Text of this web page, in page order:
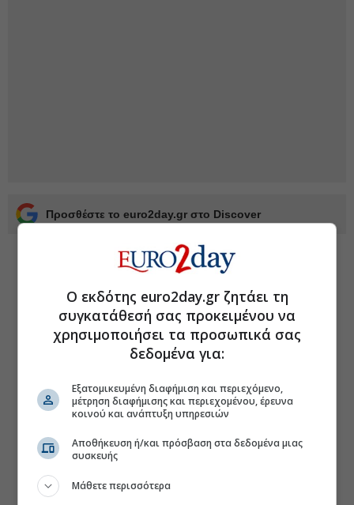
Προσθέστε το euro2day.gr στο Discover
Ο εκδότης euro2day.gr ζητάει τη
συγκατάθεσή σας προκειμένου να
χρησιμοποιήσει τα προσωπικά σας
δεδομένα για:
Εξατομικευμένη διαφήμιση και περιεχόμενο,
μέτρηση διαφήμισης και περιεχομένου, έρευνα
κοινού και ανάπτυξη υπηρεσιών
Αποθήκευση ή/και πρόσβαση στα δεδομένα μιας
συσκευής
Μάθετε περισσότερα